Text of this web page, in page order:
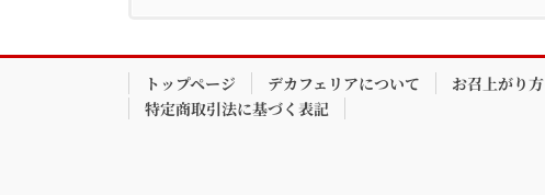
トップページ デカフェリアについて お召上がり方
特定商取引法に基づく表記